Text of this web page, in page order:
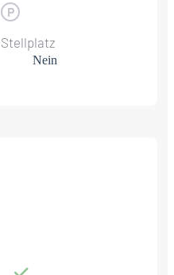
Stellplatz
Nein